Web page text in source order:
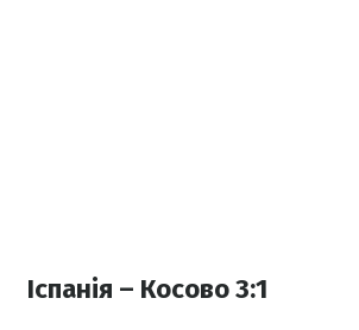
Іспанія – Косово 3:1